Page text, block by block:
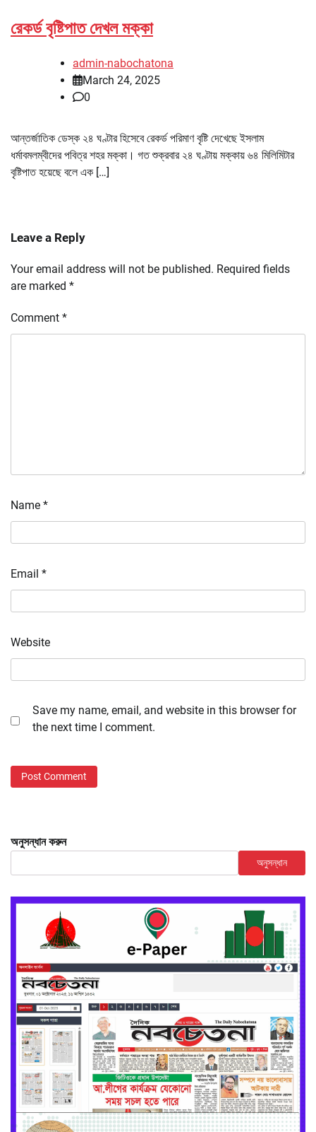
রেকর্ড বৃষ্টিপাত দেখল মক্কা
admin-nabochatona
March 24, 2025
0
আন্তর্জাতিক ডেস্ক ২৪ ঘণ্টার হিসেবে রেকর্ড পরিমাণ বৃষ্টি দেখেছে ইসলাম
ধর্মাবমলম্বীদের পবিত্র শহর মক্কা। গত শুক্রবার ২৪ ঘণ্টায় মক্কায় ৬৪ মিলিমিটার
বৃষ্টিপাত হয়েছে বলে এক […]
Leave a Reply
Your email address will not be published. Required fields
are marked *
Comment *
Name *
Email *
Website
Save my name, email, and website in this browser for
the next time I comment.
অনুসন্ধান করুন
অনুসন্ধান